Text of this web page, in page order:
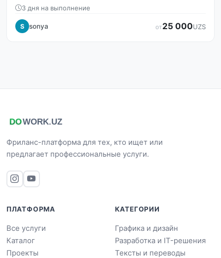
3 дня на выполнение
S sonya от25 000UZS
Фриланс-платформа для тех, кто ищет или
предлагает профессиональные услуги.
ПЛАТФОРМА
Все услуги
Каталог
Проекты
КАТЕГОРИИ
Графика и дизайн
Разработка и IT-решения
Тексты и переводы